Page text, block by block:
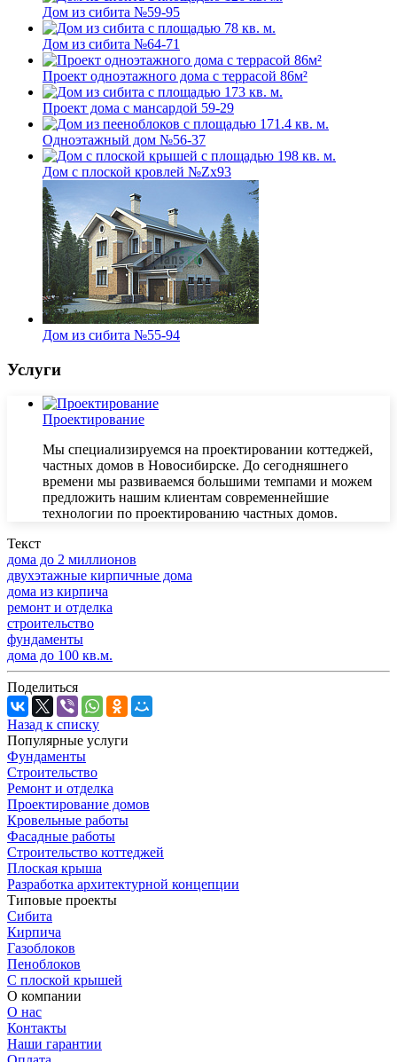
Дом из сибита №59-95
Дом из сибита №64-71
Проект одноэтажного дома с террасой 86м²
Проект дома с мансардой 59-29
Одноэтажный дом №56-37
Дом с плоской кровлей №Zx93
Дом из сибита №55-94
Услуги
Проектирование
Мы специализируемся на проектировании коттеджей,
частных домов в Новосибирске. До сегодняшнего
времени мы развиваемся большими темпами и можем
предложить нашим клиентам современнейшие
технологии по проектированию частных домов.
Текст
дома до 2 миллионов
двухэтажные кирпичные дома
дома из кирпича
ремонт и отделка
строительство
фундаменты
дома до 100 кв.м.
Поделиться
Назад к списку
Популярные услуги
Фундаменты
Строительство
Ремонт и отделка
Проектирование домов
Кровельные работы
Фасадные работы
Строительство коттеджей
Плоская крыша
Разработка архитектурной концепции
Типовые проекты
Сибита
Кирпича
Газоблоков
Пеноблоков
С плоской крышей
О компании
О нас
Контакты
Наши гарантии